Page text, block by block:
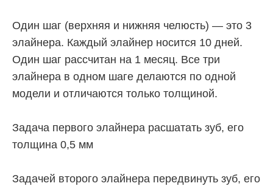
Один шаг (верхняя и нижняя челюсть) — это 3
элайнера. Каждый элайнер носится 10 дней.
Один шаг рассчитан на 1 месяц. Все три
элайнера в одном шаге делаются по одной
модели и отличаются только толщиной.
Задача первого элайнера расшатать зуб, его
толщина 0,5 мм
Задачей второго элайнера передвинуть зуб, его